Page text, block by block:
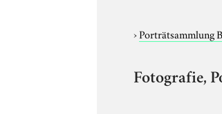
›Porträtsammlung
Fotografie,